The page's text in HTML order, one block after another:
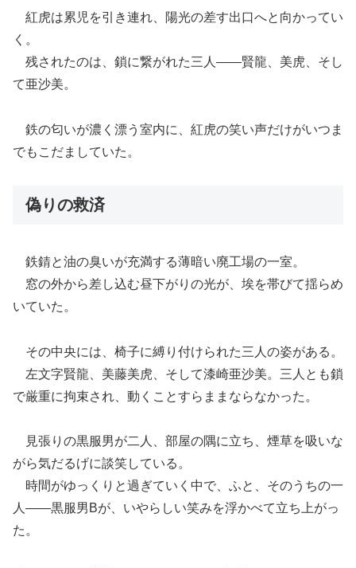
紅虎は累児を引き連れ、陽光の差す出口へと向かってい
く。
残されたのは、鎖に繋がれた三人――賢龍、美虎、そし
て亜沙美。
鉄の匂いが濃く漂う室内に、紅虎の笑い声だけがいつま
でもこだましていた。
偽りの救済
鉄錆と油の臭いが充満する薄暗い廃工場の一室。
窓の外から差し込む昼下がりの光が、埃を帯びて揺らめ
いていた。
その中央には、椅子に縛り付けられた三人の姿がある。
左文字賢龍、美藤美虎、そして漆崎亜沙美。三人とも鎖
で厳重に拘束され、動くことすらままならなかった。
見張りの黒服男が二人、部屋の隅に立ち、煙草を吸いな
がら気だるげに談笑している。
時間がゆっくりと過ぎていく中で、ふと、そのうちの一
人――黒服男Bが、いやらしい笑みを浮かべて立ち上がっ
た。